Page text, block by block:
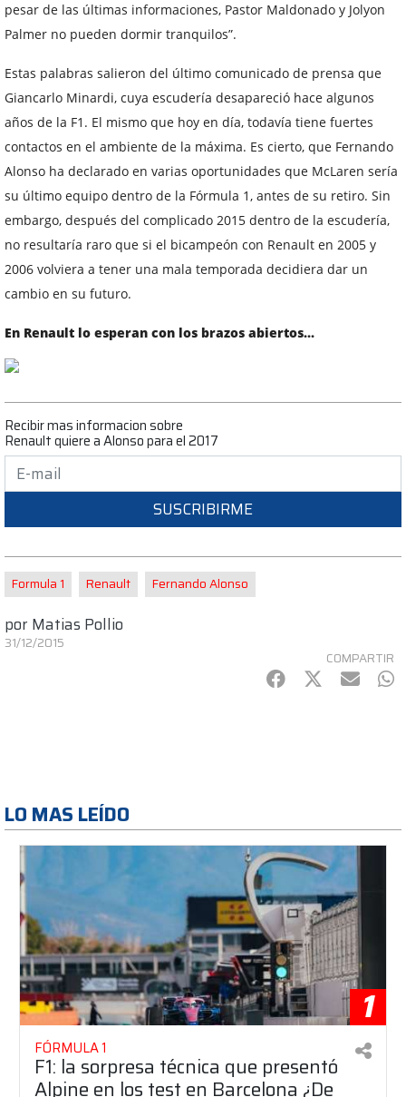
pesar de las últimas informaciones, Pastor Maldonado y Jolyon
Palmer no pueden dormir tranquilos”.
Estas palabras salieron del último comunicado de prensa que
Giancarlo Minardi, cuya escudería desapareció hace algunos
años de la F1. El mismo que hoy en día, todavía tiene fuertes
contactos en el ambiente de la máxima. Es cierto, que Fernando
Alonso ha declarado en varias oportunidades que McLaren sería
su último equipo dentro de la Fórmula 1, antes de su retiro. Sin
embargo, después del complicado 2015 dentro de la escudería,
no resultaría raro que si el bicampeón con Renault en 2005 y
2006 volviera a tener una mala temporada decidiera dar un
cambio en su futuro.
En Renault lo esperan con los brazos abiertos...
Recibir mas informacion sobre
Renault quiere a Alonso para el 2017
SUSCRIBIRME
Formula 1 Renault Fernando Alonso
por Matias Pollio
31/12/2015
COMPARTIR
Facebook
Twitter
mail
LO MAS LEÍDO
1
FÓRMULA 1
F1: la sorpresa técnica que presentó
Alpine en los test en Barcelona ¿De